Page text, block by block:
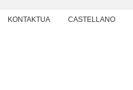
KONTAKTUA CASTELLANO